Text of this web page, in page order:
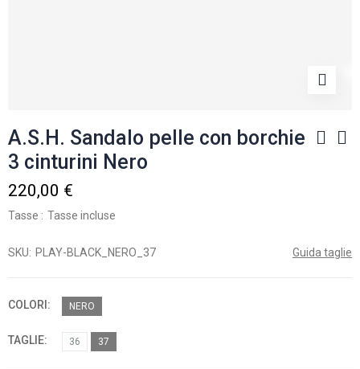
A.S.H. Sandalo pelle con borchie
3 cinturini Nero
220,00 €
Tasse Tasse incluse
Guida taglie
SKU PLAY-BLACK_NERO_37
COLORI NERO
TAGLIE 36 37